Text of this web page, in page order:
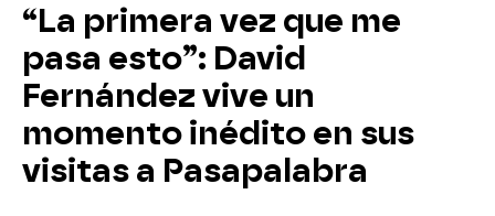
“La primera vez que me
pasa esto”: David
Fernández vive un
momento inédito en sus
visitas a Pasapalabra